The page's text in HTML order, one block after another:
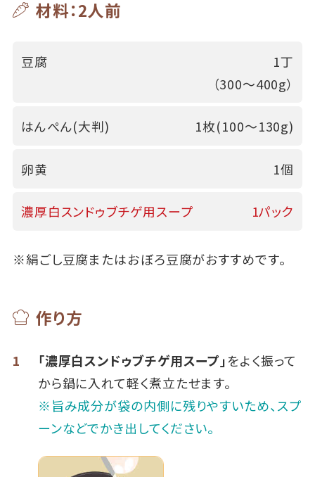
材料：2人前
豆腐
1丁
（300～400g）
はんぺん(大判) 1枚(100～130g)
卵黄 1個
濃厚白スンドゥブチゲ用スープ 1パック
※絹ごし豆腐またはおぼろ豆腐がおすすめです。
作り方
1 「濃厚白スンドゥブチゲ用スープ」をよく振って
から鍋に入れて軽く煮立たせます。
※旨み成分が袋の内側に残りやすいため、スプ
ーンなどでかき出してください。